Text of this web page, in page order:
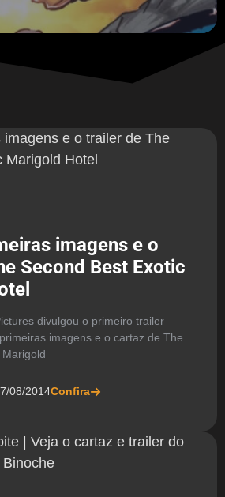
imagens e o
Second Best Exotic
divulgou o primeiro trailer
imagens e o cartaz de The
08/2014Confira